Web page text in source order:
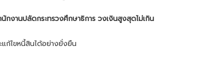
กงานปลัดกระทรวงศึกษาธิการ วงเงินสูงสุดไม่เกิน
แก้ไขหนี้สินได้อย่างยั่งยืน